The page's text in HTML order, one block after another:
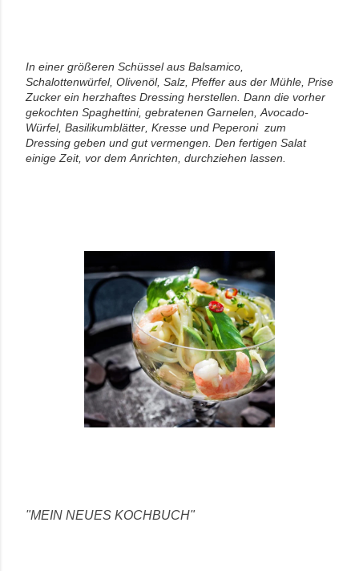
In einer größeren Schüssel aus Balsamico,
Schalottenwürfel, Olivenöl, Salz, Pfeffer aus der Mühle, Prise
Zucker ein herzhaftes Dressing herstellen. Dann die vorher
gekochten Spaghettini, gebratenen Garnelen, Avocado-
Würfel, Basilikumblätter, Kresse und Peperoni zum
Dressing geben und gut vermengen. Den fertigen Salat
einige Zeit, vor dem Anrichten, durchziehen lassen.
"MEIN NEUES KOCHBUCH"